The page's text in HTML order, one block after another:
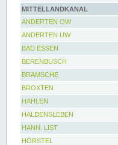
MITTELLANDKANAL
ANDERTEN OW
ANDERTEN UW
BAD ESSEN
BERENBUSCH
BRAMSCHE
BROXTEN
HAHLEN
HALDENSLEBEN
HANN. LIST
HÖRSTEL